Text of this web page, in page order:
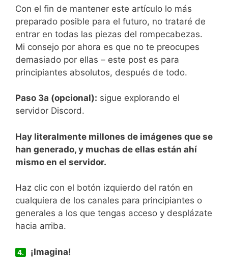
Con el fin de mantener este artículo lo más
preparado posible para el futuro, no trataré de
entrar en todas las piezas del rompecabezas.
Mi consejo por ahora es que no te preocupes
demasiado por ellas – este post es para
principiantes absolutos, después de todo.
Paso 3a (opcional): sigue explorando el
servidor Discord.
Hay literalmente millones de imágenes que se
han generado, y muchas de ellas están ahí
mismo en el servidor.
Haz clic con el botón izquierdo del ratón en
cualquiera de los canales para principiantes o
generales a los que tengas acceso y desplázate
hacia arriba.
4. ¡Imagina!